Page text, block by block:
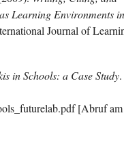
Learning Environments
Journal of
in Schools: a Case Study
[Abruf am